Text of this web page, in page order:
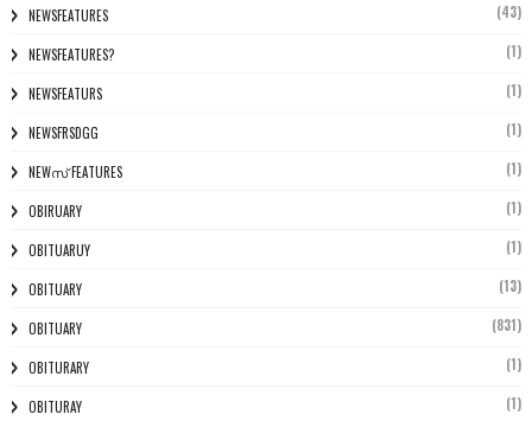
NEWSFEATURES (43)
NEWSFEATURES? (1)
NEWSFEATURS (1)
NEWSFRSDGG (1)
NEWസ് FEATURES (1)
OBIRUARY (1)
OBITUARUY (1)
OBITUARY (13)
OBITUARY (831)
OBITURARY (1)
OBITURAY (1)